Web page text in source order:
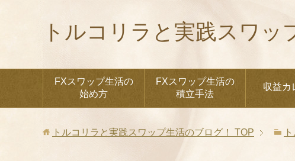
トルコリラと実践スワッ
FXスワップ生活の
始め方
FXスワップ生活の
積立手法
収益カ
トルコリラと実践スワップ生活のブログ！ TOP